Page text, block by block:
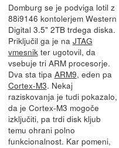
Domburg se je podviga lotil z
88i9146 kontolerjem Western
Digital 3.5" 2TB trdega diska.
Priključil ga je na JTAG
vmesnik ter ugotovil, da
vsebuje tri ARM procesorje.
Dva sta tipa ARM9, eden pa
Cortex-M3. Nekaj
raziskovanja je tudi pokazalo,
da je Cortex-M3 mogoče
izključiti, pa trdi disk kljub
temu ohrani polno
funkcionalnost. Kar pomeni,